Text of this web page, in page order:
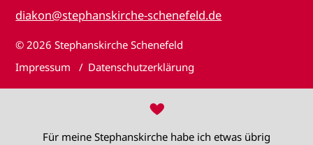
diakon@stephanskirche-schenefeld.de
© 2026 Stephanskirche Schenefeld
Impressum
Datenschutzerklärung
♥
Für meine Stephanskirche habe ich etwas übrig